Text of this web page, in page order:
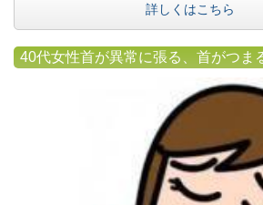
詳しくはこちら
40代女性首が異常に張る、首がつま